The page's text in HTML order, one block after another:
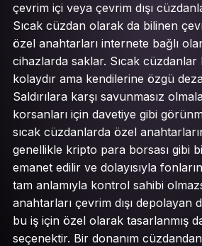
çevrim içi veya çevrim dışı
Sıcak cüzdan olarak da bilinen
özel anahtarları internete bağlı
cihazlarda saklar. Sıcak cüzdanlar
kolaydır ama kendilerine özgü
Saldırılara karşı savunmasız
korsanları için davetiye gibi
sıcak cüzdanlarda özel
genellikle kripto para borsası gibi
emanet edilir ve dolayısıyla
tam anlamıyla kontrol sahibi
anahtarları çevrim dışı depolayan
bu iş için özel olarak tasarlanmış
seçenektir. Bir donanım